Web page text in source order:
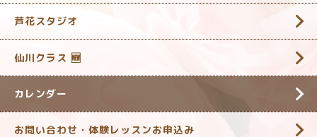
芦花スタジオ
仙川クラス 🆕
カレンダー
お問い合わせ・体験レッスンお申込み